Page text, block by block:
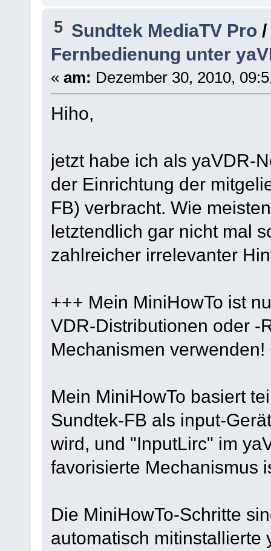
5 Sundtek MediaTV Pro
Fernbedienung unter
« am: Dezember 30, 2010,
Hiho,
jetzt habe ich als yaVDR-
der Einrichtung der
FB) verbracht. Wie
letztendlich gar nicht mal
zahlreicher irrelevanter
+++ Mein MiniHowTo ist
VDR-Distributionen oder -
Mechanismen verwenden!
Mein MiniHowTo basiert
Sundtek-FB als input-
wird, und "InputLirc" im
favorisierte Mechanismus
Die MiniHowTo-Schritte
automatisch mitinstallierte